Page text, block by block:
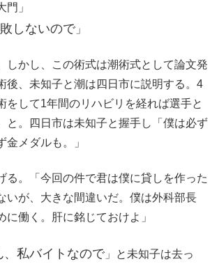
門」
しないので」
しかし、この術式は潮術式として論文発
後、未知子と潮は四日市に説明する。4
をして1年間のリハビリを経れば選手と
と。四日市は未知子と握手し「僕は必ず
金メダルも。」
る。「今回の件で君は僕に貸しを作った
いが、大きな間違いだ。僕は外科部長
に働く。肝に銘じておけよ」
、私バイトなので」と未知子は去っ